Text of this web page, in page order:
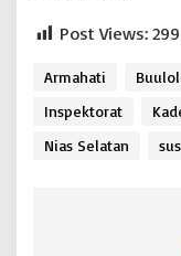
Post Views: 299
Armahati
Inspektorat
Nias Selatan